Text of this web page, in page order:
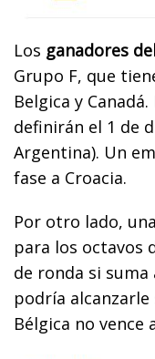
Los ganadores
Grupo F, que
Belgica y
definirán el 1 de
Argentina). Un
fase a Croacia.
Por otro lado,
para los octavos
de ronda si
podría
Bélgica no vence